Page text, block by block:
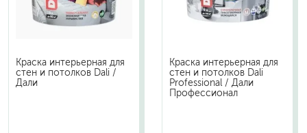
Краска интерьерная для
стен и потолков Dali /
Дали
Краска интерьерная для
стен и потолков Dali
Professional / Дали
Профессионал